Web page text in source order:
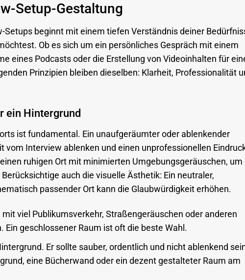
Setup-Gestaltung
Setups beginnt mit einem tiefen Verständnis deiner
Ob es sich um ein persönliches Gespräch mit einem
eines Podcasts oder die Erstellung von Videoinhalten für
Prinzipien bleiben dieselben: Klarheit, Professionalität
ein Hintergrund
ist fundamental. Ein unaufgeräumter oder ablenkender
vom Interview ablenken und einen unprofessionellen
ruhigen Ort mit minimierten Umgebungsgeräuschen, um
auch die visuelle Ästhetik: Ein neutraler,
passender Ort kann die Glaubwürdigkeit erhöhen.
viel Publikumsverkehr, Straßengeräuschen oder anderen
geschlossener Raum ist oft die beste Wahl.
Er sollte sauber, ordentlich und nicht ablenkend
eine Bücherwand oder ein dezent gestalteter Raum am